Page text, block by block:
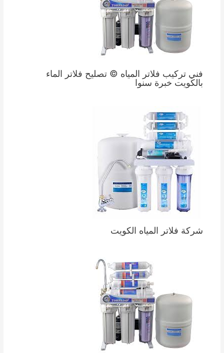
فني تركيب فلاتر المياه © تصليح فلاتر الماء
بالكويت خبرة سنوا
شركة فلاتر المياه الكويت